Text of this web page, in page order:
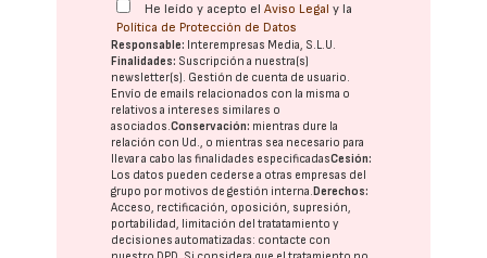
He leído y acepto elAviso Legal y la
Política de Protección de Datos
Responsable: Interempresas Media, S.L.U.
Finalidades: Suscripción a nuestra(s)
newsletter(s). Gestión de cuenta de usuario.
Envío de emails relacionados con la misma o
relativos a intereses similares o
asociados.Conservación: mientras dure la
relación con Ud., o mientras sea necesario para
llevar a cabo las finalidades especificadasCesión:
Los datos pueden cederse a otras empresas del
grupo por motivos de gestión interna. Derechos:
Acceso, rectificación, oposición, supresión,
portabilidad, limitación del tratatamiento y
decisiones automatizadas: contacte con